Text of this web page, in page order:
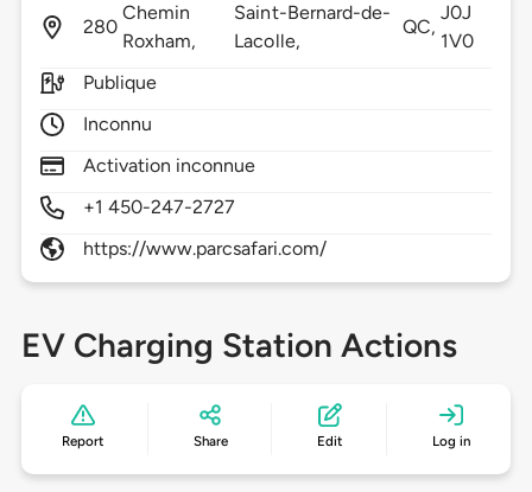
280
Chemin
Roxham,
Saint-Bernard-de-
Lacolle,
QC,
J0J
1V0
Publique
Inconnu
Activation inconnue
+1 450-247-2727
https://www.parcsafari.com/
EV Charging Station Actions
Report Share Edit Log in